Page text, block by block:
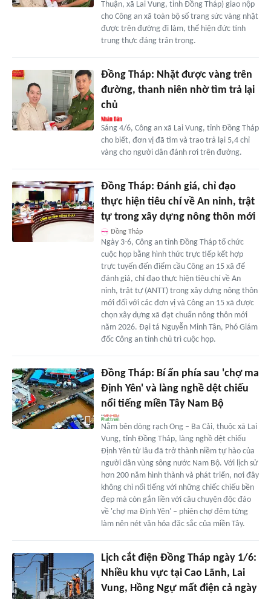
Thuận, xã Lai Vung, tỉnh Đồng Tháp) giao nộp
cho Công an xã toàn bộ số trang sức vàng nhặt
được trên đường đi làm, thể hiện đức tính
trung thực đáng trân trọng.
Đồng Tháp: Nhặt được vàng trên
đường, thanh niên nhờ tìm trả lại
chủ
Sáng 4/6, Công an xã Lai Vung, tỉnh Đồng Tháp
cho biết, đơn vị đã tìm và trao trả lại 5,4 chỉ
vàng cho người dân đánh rơi trên đường.
Đồng Tháp: Đánh giá, chỉ đạo
thực hiện tiêu chí về An ninh, trật
tự trong xây dựng nông thôn mới
Đồng Tháp
Ngày 3-6, Công an tỉnh Đồng Tháp tổ chức
cuộc họp bằng hình thức trực tiếp kết hợp
trực tuyến đến điểm cầu Công an 15 xã để
đánh giá, chỉ đạo thực hiện tiêu chí về An
ninh, trật tự (ANTT) trong xây dựng nông thôn
mới đối với các đơn vị và Công an 15 xã được
chọn xây dựng xã đạt chuẩn nông thôn mới
năm 2026. Đại tá Nguyễn Minh Tân, Phó Giám
đốc Công an tỉnh chủ trì cuộc họp.
Đồng Tháp: Bí ẩn phía sau 'chợ ma
Định Yên' và làng nghề dệt chiếu
nổi tiếng miền Tây Nam Bộ
Nằm bên dòng rạch Ong – Ba Cải, thuộc xã Lai
Vung, tỉnh Đồng Tháp, làng nghề dệt chiếu
Định Yên từ lâu đã trở thành niềm tự hào của
người dân vùng sông nước Nam Bộ. Với lịch sử
hơn 200 năm hình thành và phát triển, nơi đây
không chỉ nổi tiếng với những chiếc chiếu bền
đẹp mà còn gắn liền với câu chuyện độc đáo
về 'chợ ma Định Yên' – phiên chợ đêm từng
làm nên nét văn hóa đặc sắc của miền Tây.
Lịch cắt điện Đồng Tháp ngày 1/6:
Nhiều khu vực tại Cao Lãnh, Lai
Vung, Hồng Ngự mất điện cả ngày